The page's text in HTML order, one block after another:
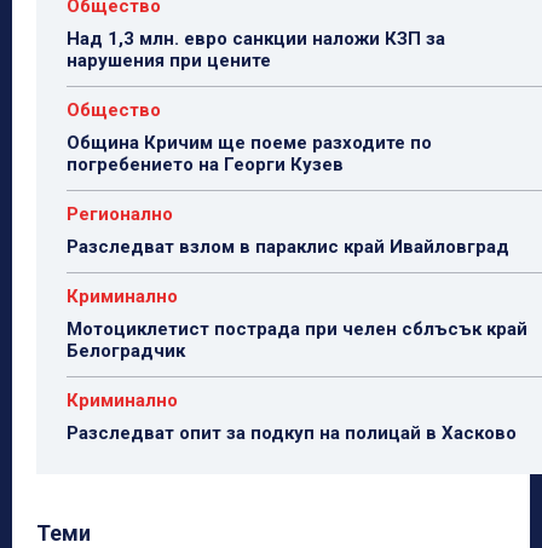
Общество
Над 1,3 млн. евро санкции наложи КЗП за
нарушения при цените
Общество
Община Кричим ще поеме разходите по
погребението на Георги Кузев
Регионално
Разследват взлом в параклис край Ивайловград
Криминално
Мотоциклетист пострада при челен сблъсък край
Белоградчик
Криминално
Разследват опит за подкуп на полицай в Хасково
Теми